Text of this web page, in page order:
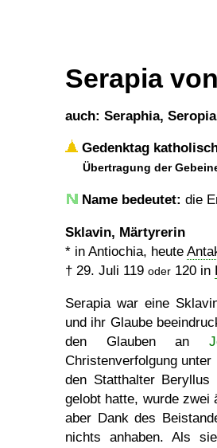
Serapia
auch: Seraphia, Seropia
Gedenktag
Übertragung der
Name bedeutet: die
Sklavin, Märtyrerin
* in Antiochia, heute
† 29. Juli 119 oder 120 in
Serapia war eine
und ihr Glaube
den Glauben an
Christenverfolgung
den Statthalter Beryllus
gelobt hatte, wurde zwei
aber Dank des
nichts anhaben. Als